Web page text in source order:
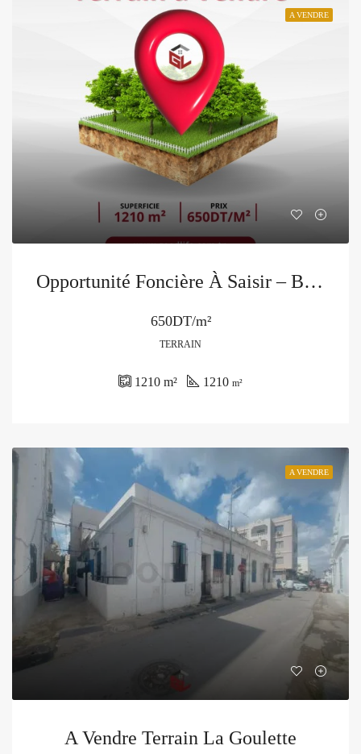
A VENDRE
Opportunité Foncière À Saisir – Bhar Lazreg | La Marsa
650DT/m²
TERRAIN
1210 m² 1210 m²
A VENDRE
A Vendre Terrain La Goulette